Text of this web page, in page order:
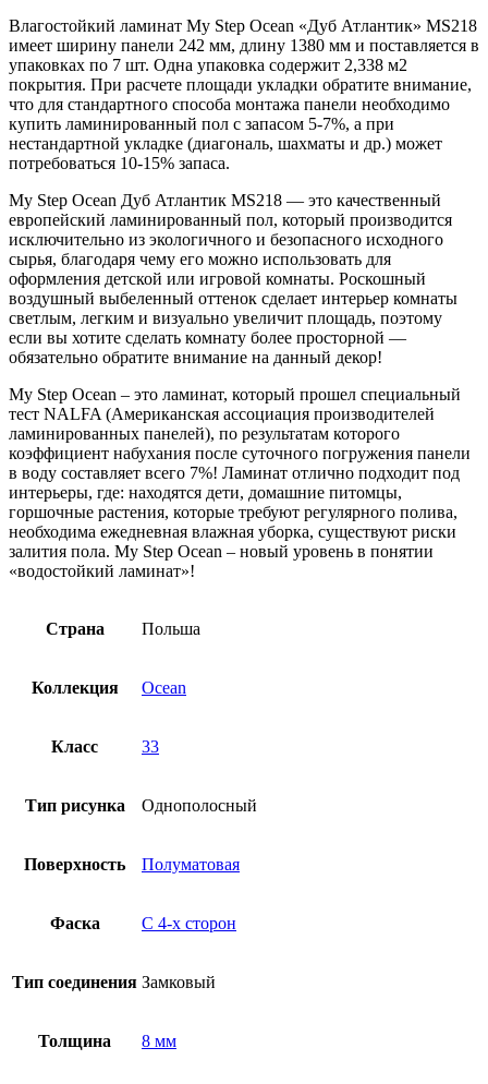
Влагостойкий ламинат My Step Ocean «Дуб Атлантик» MS218
имеет ширину панели 242 мм, длину 1380 мм и поставляется в
упаковках по 7 шт. Одна упаковка содержит 2,338 м2
покрытия. При расчете площади укладки обратите внимание,
что для стандартного способа монтажа панели необходимо
купить ламинированный пол с запасом 5-7%, а при
нестандартной укладке (диагональ, шахматы и др.) может
потребоваться 10-15% запаса.
My Step Ocean Дуб Атлантик MS218 — это качественный
европейский ламинированный пол, который производится
исключительно из экологичного и безопасного исходного
сырья, благодаря чему его можно использовать для
оформления детской или игровой комнаты. Роскошный
воздушный выбеленный оттенок сделает интерьер комнаты
светлым, легким и визуально увеличит площадь, поэтому
если вы хотите сделать комнату более просторной —
обязательно обратите внимание на данный декор!
My Step Ocean – это ламинат, который прошел специальный
тест NALFA (Американская ассоциация производителей
ламинированных панелей), по результатам которого
коэффициент набухания после суточного погружения панели
в воду составляет всего 7%! Ламинат отлично подходит под
интерьеры, где: находятся дети, домашние питомцы,
горшочные растения, которые требуют регулярного полива,
необходима ежедневная влажная уборка, существуют риски
залития пола. My Step Ocean – новый уровень в понятии
«водостойкий ламинат»!
Страна Польша
Коллекция Ocean
Класс 33
Тип рисунка Однополосный
Поверхность Полуматовая
Фаска С 4-x сторон
Тип соединения Замковый
Толщина 8 мм